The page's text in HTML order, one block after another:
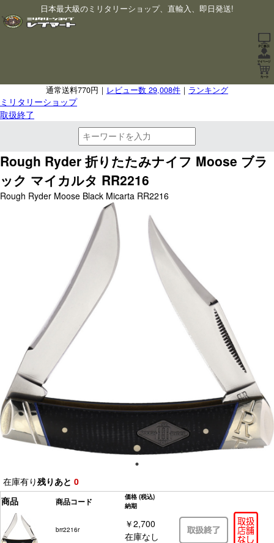
日本最大級のミリタリーショップ、直輸入、即日発送!
通常送料770円｜ レビュー数 29,008件 ｜ ランキング
ミリタリーショップ
取扱終了
Rough Ryder 折りたたみナイフ Moose ブラ
ック マイカルタ RR2216
Rough Ryder Moose Black Micarta RR2216
在庫有り残りあと 0
商品
商品コード 価格 (税込)
納期
brr2216r
￥2,700
在庫なし